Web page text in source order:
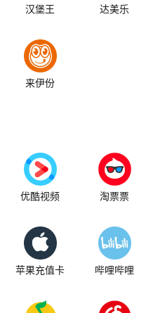
汉堡王 达美乐
来伊份
优酷视频 淘票票
苹果充值卡 哔哩哔哩